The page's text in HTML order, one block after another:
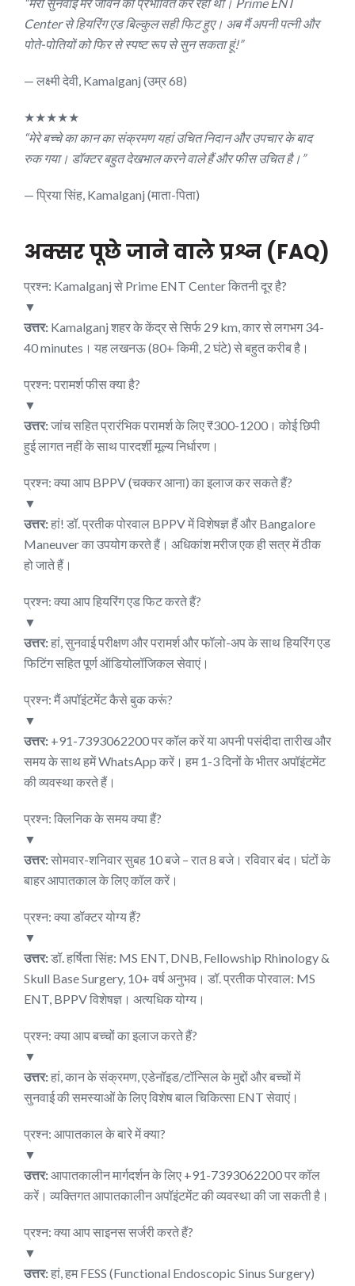
Center से हियरिंग एड बिल्कुल सही फिट हुए। अब मैं अपनी पत्नी और
पोते-पोतियों को फिर से स्पष्ट रूप से सुन सकता हूं!”
— लक्ष्मी देवी, Kamalganj (उम्र 68)
★★★★★
“मेरे बच्चे का कान का संक्रमण यहां उचित निदान और उपचार के बाद
रुक गया। डॉक्टर बहुत देखभाल करने वाले हैं और फीस उचित है।”
— प्रिया सिंह, Kamalganj (माता-पिता)
अक्सर पूछे जाने वाले प्रश्न (FAQ)
प्रश्न: Kamalganj से Prime ENT Center कितनी दूर है?
▼
उत्तर: Kamalganj शहर के केंद्र से सिर्फ 29 km, कार से लगभग 34-
40 minutes। यह लखनऊ (80+ किमी, 2 घंटे) से बहुत करीब है।
प्रश्न: परामर्श फीस क्या है?
▼
उत्तर:जांच सहित प्रारंभिक परामर्श के लिए ₹300-1200। कोई छिपी
हुई लागत नहीं के साथ पारदर्शी मूल्य निर्धारण।
प्रश्न: क्या आप BPPV (चक्कर आना) का इलाज कर सकते हैं?
▼
उत्तर:हां! डॉ. प्रतीक पोरवाल BPPV में विशेषज्ञ हैं और Bangalore
Maneuver का उपयोग करते हैं। अधिकांश मरीज एक ही सत्र में ठीक
हो जाते हैं।
प्रश्न: क्या आप हियरिंग एड फिट करते हैं?
▼
उत्तर:हां, सुनवाई परीक्षण और परामर्श और फॉलो-अप के साथ हियरिंग एड
फिटिंग सहित पूर्ण ऑडियोलॉजिकल सेवाएं।
प्रश्न: मैं अपॉइंटमेंट कैसे बुक करूं?
▼
उत्तर: +91-7393062200 पर कॉल करें या अपनी पसंदीदा तारीख और
समय के साथ हमें WhatsApp करें। हम 1-3 दिनों के भीतर अपॉइंटमेंट
की व्यवस्था करते हैं।
प्रश्न: क्लिनिक के समय क्या हैं?
▼
उत्तर:सोमवार-शनिवार सुबह 10 बजे – रात 8 बजे। रविवार बंद। घंटों के
बाहर आपातकाल के लिए कॉल करें।
प्रश्न: क्या डॉक्टर योग्य हैं?
▼
उत्तर:डॉ. हर्षिता सिंह: MS ENT, DNB, Fellowship Rhinology &
Skull Base Surgery, 10+ वर्ष अनुभव। डॉ. प्रतीक पोरवाल: MS
ENT, BPPV विशेषज्ञ। अत्यधिक योग्य।
प्रश्न: क्या आप बच्चों का इलाज करते हैं?
▼
उत्तर:हां, कान के संक्रमण, एडेनॉइड/टॉन्सिल के मुद्दों और बच्चों में
सुनवाई की समस्याओं के लिए विशेष बाल चिकित्सा ENT सेवाएं।
प्रश्न: आपातकाल के बारे में क्या?
▼
उत्तर:आपातकालीन मार्गदर्शन के लिए +91-7393062200 पर कॉल
करें। व्यक्तिगत आपातकालीन अपॉइंटमेंट की व्यवस्था की जा सकती है।
प्रश्न: क्या आप साइनस सर्जरी करते हैं?
▼
उत्तर:हां, हम FESS (Functional Endoscopic Sinus Surgery)